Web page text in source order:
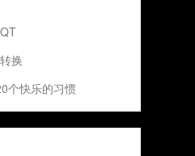
换
个快乐的习惯